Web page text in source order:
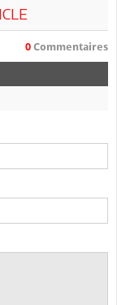
0 Commentaires